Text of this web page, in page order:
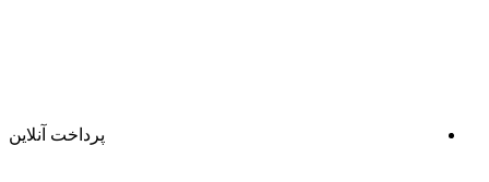
پرداخت آنلاین